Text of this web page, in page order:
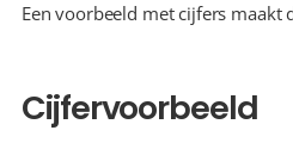
Een voorbeeld met cijfers maakt
Cijfervoorbeeld